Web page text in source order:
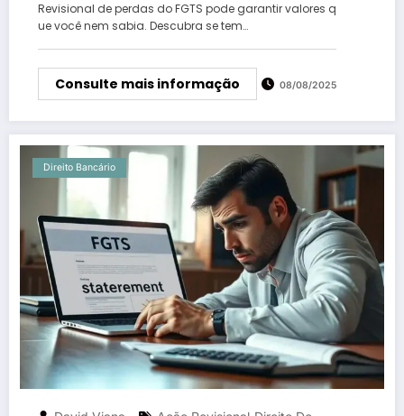
Revisional de perdas do FGTS pode garantir valores q
ue você nem sabia. Descubra se tem…
Consulte mais informação 08/08/2025
Direito Bancário